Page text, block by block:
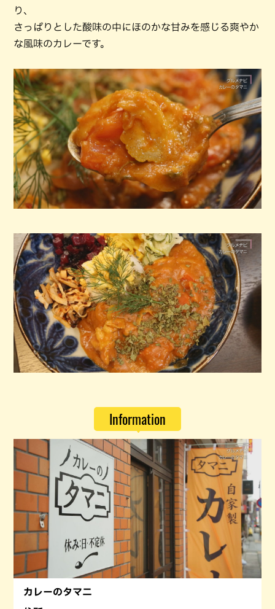
り、
さっぱりとした酸味の中にほのかな甘みを感じる爽やか
な風味のカレーです。
Information
カレーのタマニ